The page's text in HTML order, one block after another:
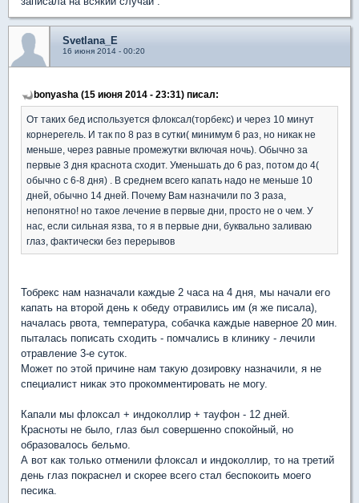
Svetlana_E
16 июня 2014 - 00:20
bonyasha (15 июня 2014 - 23:31) писал:
От таких бед используется флоксал(торбекс) и через 10 минут
корнерегель. И так по 8 раз в сутки( минимум 6 раз, но никак не
меньше, через равные промежутки включая ночь). Обычно за
первые 3 дня краснота сходит. Уменьшать до 6 раз, потом до 4(
обычно с 6-8 дня) . В среднем всего капать надо не меньше 10
дней, обычно 14 дней. Почему Вам назначили по 3 раза,
непонятно! но такое лечение в первые дни, просто не о чем. У
нас, если сильная язва, то я в первые дни, буквально заливаю
глаз, фактически без перерывов
Тобрекс нам назначали каждые 2 часа на 4 дня, мы начали его
капать на второй день к обеду отравились им (я же писала),
началась рвота, температура, собачка каждые наверное 20 мин.
пыталась пописать сходить - помчались в клинику - лечили
отравление 3-е суток.
Может по этой причине нам такую дозировку назначили, я не
специалист никак это прокомментировать не могу.
Капали мы флоксал + индоколлир + тауфон - 12 дней.
Красноты не было, глаз был совершенно спокойный, но
образовалось бельмо.
А вот как только отменили флоксал и индоколлир, то на третий
день глаз покраснел и скорее всего стал беспокоить моего
песика.